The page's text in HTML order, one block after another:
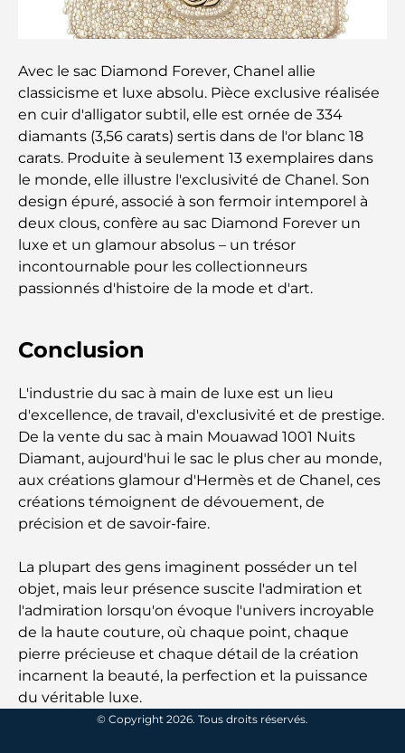
une escapade haut de gamme
au service de la performance
Restaurants Al Wasl : les restaurants les plus
célèbres de Dubaï
Les 10 pays les plus riches du monde
Activités à faire avec des enfants à Dubaï : un
guide complet pour les familles
inoubliables
Les meilleures options de séjour à Dubaï : Hôtels
et complexes hôteliers de premier plan
Meilleurs restaurants pour un déjeuner d'affaires
au DIFC
Les marques de vêtements les plus chères au
monde
Architecture ottomane : un riche héritage d'art,
de culture et d'empire
Comment choisir un conseiller financier à Dubaï ?
Avec le sac Diamond Forever, Chanel allie
classicisme et luxe absolu. Pièce exclusive réalisée
en cuir d'alligator subtil, elle est ornée de 334
diamants (3,56 carats) sertis dans de l'or blanc 18
carats. Produite à seulement 13 exemplaires dans
le monde, elle illustre l'exclusivité de Chanel. Son
design épuré, associé à son fermoir intemporel à
deux clous, confère au sac Diamond Forever un
luxe et un glamour absolus – un trésor
incontournable pour les collectionneurs
passionnés d'histoire de la mode et d'art.
Conclusion
L'industrie du sac à main de luxe est un lieu
d'excellence, de travail, d'exclusivité et de prestige.
De la vente du sac à main Mouawad 1001 Nuits
Diamant, aujourd'hui le sac le plus cher au monde,
aux créations glamour d'Hermès et de Chanel, ces
créations témoignent de dévouement, de
précision et de savoir-faire.
La plupart des gens imaginent posséder un tel
objet, mais leur présence suscite l'admiration et
l'admiration lorsqu'on évoque l'univers incroyable
de la haute couture, où chaque point, chaque
pierre précieuse et chaque détail de la création
incarnent la beauté, la perfection et la puissance
du véritable luxe.
© Copyright 2026. Tous droits réservés.